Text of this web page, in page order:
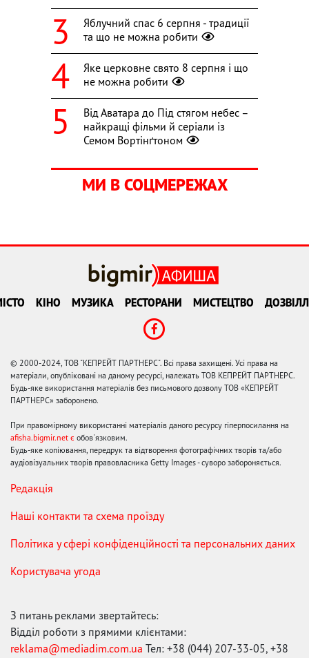
Яблучний спас 6 серпня - традиції
та що не можна робити
Яке церковне свято 8 серпня і що
не можна робити
Від Аватара до Під стягом небес –
найкращі фільми й серіали із
Семом Вортінґтоном
МИ В СОЦМЕРЕЖАХ
КІНО МУЗИКА РЕСТОРАНИ МИСТЕЦТВО
© 2000-2024, ТОВ "КЕПРЕЙТ ПАРТНЕРС". Всі права захищені. Усі права на
матеріали, опубліковані на даному ресурсі, належать ТОВ КЕПРЕЙТ ПАРТНЕРС.
Будь-яке використання матеріалів без письмового дозволу ТОВ «КЕПРЕЙТ
ПАРТНЕРС» заборонено.
При правомірному використанні матеріалів даного ресурсу гіперпосилання на
afisha.bigmir.net є обов'язковим.
Будь-яке копіювання, передрук та відтворення фотографічних творів та/або
аудіовізуальних творів правовласника Getty Images - суворо забороняється.
Редакція
Наші контакти та схема проїзду
Політика у сфері конфіденційності та персональних даних
Користувача угода
З питань реклами звертайтесь:
Відділ роботи з прямими клієнтами:
reklama@mediadim.com.ua Тел: +38 (044) 207-33-05, +38